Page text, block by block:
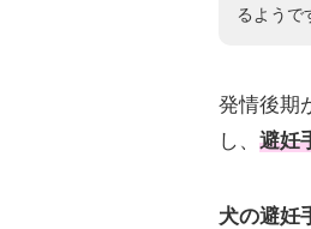
るようで
発情後期
し、 避妊
犬の避妊